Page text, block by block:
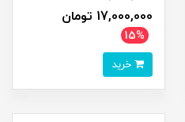
17,000,000 تومان
15%